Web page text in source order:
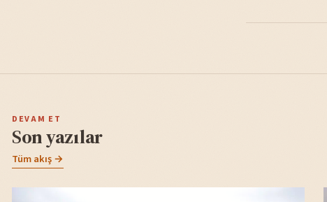
DEVAM ET
Son yazılar
Tüm akış →